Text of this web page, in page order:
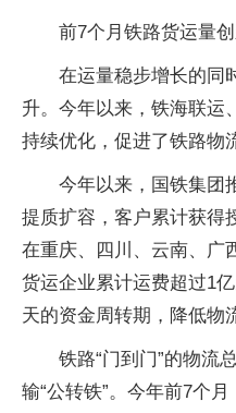
前7个月铁路货运量
在运量稳步增长的同
升。今年以来，铁海联运
持续优化，促进了铁路物
今年以来，国铁集团
提质扩容，客户累计获得
在重庆、四川、云南、广
货运企业累计运费超过1
天的资金周转期，降低物
铁路“门到门”的物流
输“公转铁”。今年前7个